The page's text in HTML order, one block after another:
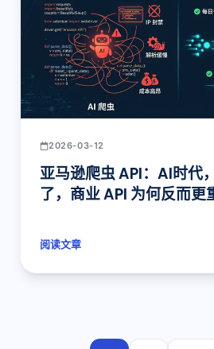
2026-03-12
亚马逊爬虫 API：AI时代
了，商业 API 为何反而更
阅读文章